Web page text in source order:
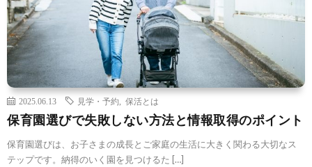
2025.06.13 見学・予約 保活とは
保育園選びで失敗しない方法と情報取得のポイント
保育園選びは、お子さまの成長とご家庭の生活に大きく関わる大切なス
テップです。納得のいく園を見つけるた […]